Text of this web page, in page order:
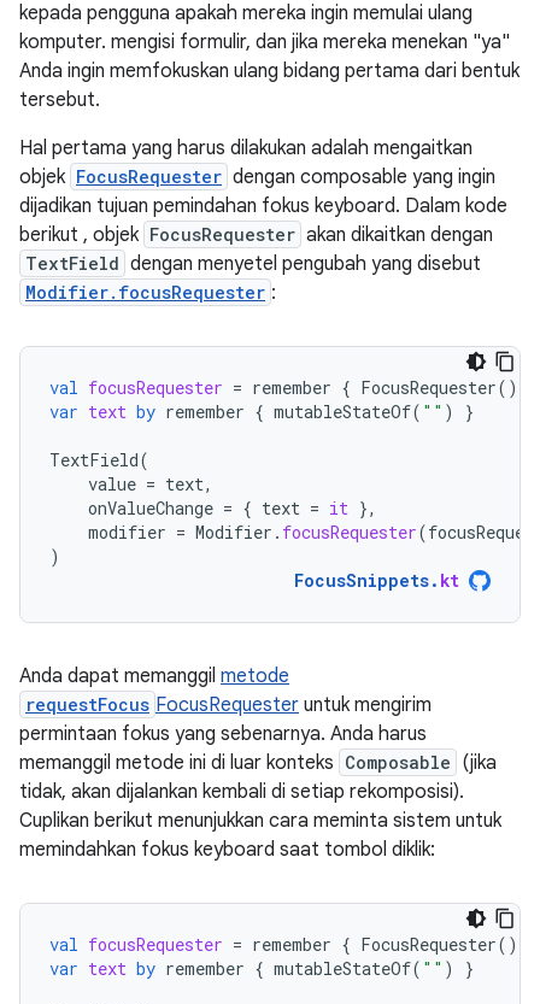
kepada pengguna apakah mereka ingin memulai ulang
komputer. mengisi formulir, dan jika mereka menekan "ya"
Anda ingin memfokuskan ulang bidang pertama dari bentuk
tersebut.
Hal pertama yang harus dilakukan adalah mengaitkan
objek FocusRequester dengan composable yang ingin
dijadikan tujuan pemindahan fokus keyboard. Dalam kode
berikut , objek FocusRequester akan dikaitkan dengan
TextField dengan menyetel pengubah yang disebut
Modifier.focusRequester :
val focusRequester = remember { FocusRequester()
var text by remember { mutableStateOf( "" ) }
TextField(
value = text,
onValueChange = { text = it },
modifier = Modifier . focusRequester(
)
FocusSnippets. kt
Anda dapat memanggil metode
requestFocus FocusRequester untuk mengirim
permintaan fokus yang sebenarnya. Anda harus
memanggil metode ini di luar konteks Composable (jika
tidak, akan dijalankan kembali di setiap rekomposisi).
Cuplikan berikut menunjukkan cara meminta sistem untuk
memindahkan fokus keyboard saat tombol diklik:
val focusRequester = remember { FocusRequester()
var text by remember { mutableStateOf( "" ) }